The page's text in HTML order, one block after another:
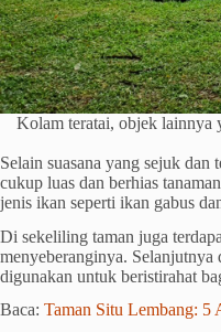
Kolam teratai, objek lainnya
Selain suasana yang sejuk
cukup luas dan berhias
jenis ikan seperti ikan gabus
Di sekeliling taman juga
menyeberanginya. Selanjutnya
digunakan untuk beristirahat
Baca: Taman Situ Lembang: 5